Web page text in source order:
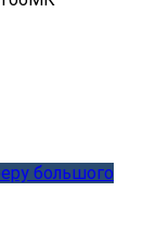
большого